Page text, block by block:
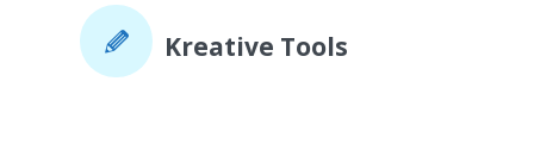
Kreative Tools